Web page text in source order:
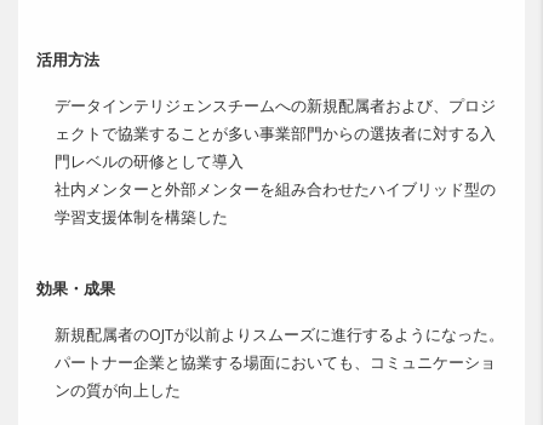
活用方法
データインテリジェンスチームへの新規配属者および、プロジ
ェクトで協業することが多い事業部門からの選抜者に対する入
門レベルの研修として導入
社内メンターと外部メンターを組み合わせたハイブリッド型の
学習支援体制を構築した
効果・成果
新規配属者のOJTが以前よりスムーズに進行するようになった。
パートナー企業と協業する場面においても、コミュニケーショ
ンの質が向上した